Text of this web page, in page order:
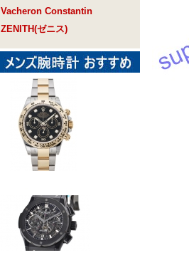
Vacheron Constantin
ZENITH(ゼニス)